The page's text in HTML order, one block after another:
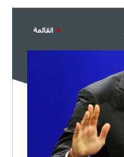
القائمة